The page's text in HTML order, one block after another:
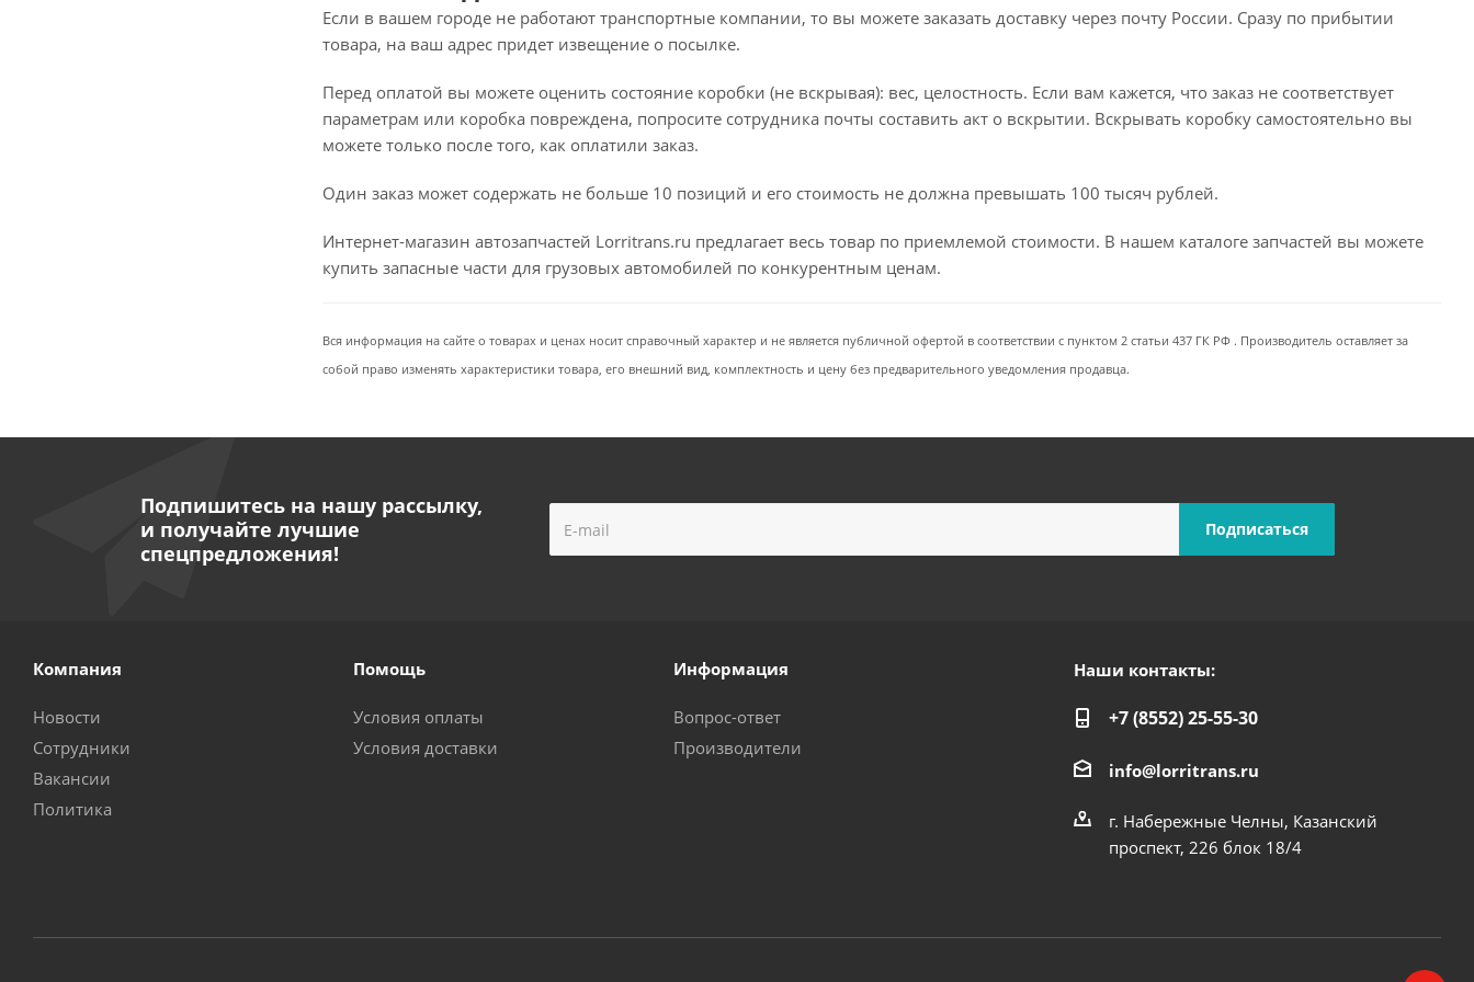
Если в вашем городе не работают транспортные компании, то вы можете заказать доставку через почту России. Сразу по прибытии
товара, на ваш адрес придет извещение о посылке.
Перед оплатой вы можете оценить состояние коробки (не вскрывая): вес, целостность. Если вам кажется, что заказ не соответствует
параметрам или коробка повреждена, попросите сотрудника почты составить акт о вскрытии. Вскрывать коробку самостоятельно вы
можете только после того, как оплатили заказ.
Один заказ может содержать не больше 10 позиций и его стоимость не должна превышать 100 тысяч рублей.
Интернет-магазин автозапчастей Lorritrans.ru предлагает весь товар по приемлемой стоимости. В нашем каталоге запчастей вы можете
купить запасные части для грузовых автомобилей по конкурентным ценам.
Вся информация на сайте о товарах и ценах носит справочный характер и не является публичной офертой в соответствии с пунктом 2 статьи 437 ГК РФ . Производитель оставляет за
собой право изменять характеристики товара, его внешний вид, комплектность и цену без предварительного уведомления продавца.
Подпишитесь на нашу рассылку,
и получайте лучшие
спецпредложения!
Компания
Новости
Сотрудники
Вакансии
Политика
Помощь
Условия оплаты
Условия доставки
Информация
Вопрос-ответ
Производители
Наши контакты:
+7 (8552) 25-55-30
info@lorritrans.ru
г. Набережные Челны, Казанский
проспект, 226 блок 18/4